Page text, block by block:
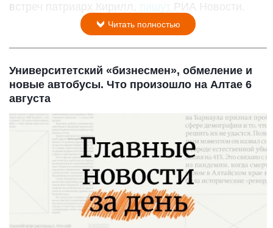
встреч патриарх Кирилл,
РИА Новости.
Читать полностью
Университетский «бизнесмен», обмеление и
новые автобусы. Что произошло на Алтае 6
августа